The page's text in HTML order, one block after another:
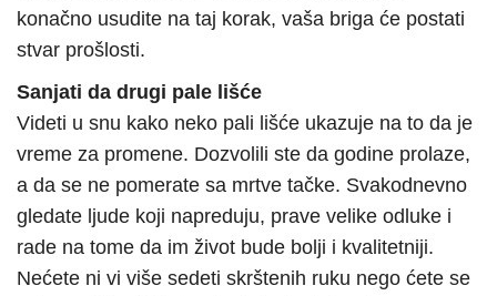
konačno usudite na taj korak, vaša briga će postati
stvar prošlosti.
Sanjati da drugi pale lišće
Videti u snu kako neko pali lišće ukazuje na to da je
vreme za promene. Dozvolili ste da godine prolaze,
a da se ne pomerate sa mrtve tačke. Svakodnevno
gledate ljude koji napreduju, prave velike odluke i
rade na tome da im život bude bolji i kvalitetniji.
Nećete ni vi više sedeti skrštenih ruku nego ćete se